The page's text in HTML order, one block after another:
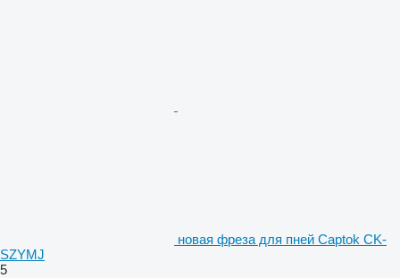
новая фреза для пней Captok CK-
SZYMJ
5